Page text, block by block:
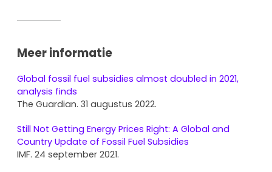
Meer informatie
Global fossil fuel subsidies almost doubled in 2021,
analysis finds
The Guardian. 31 augustus 2022.
Still Not Getting Energy Prices Right: A Global and
Country Update of Fossil Fuel Subsidies
IMF. 24 september 2021.